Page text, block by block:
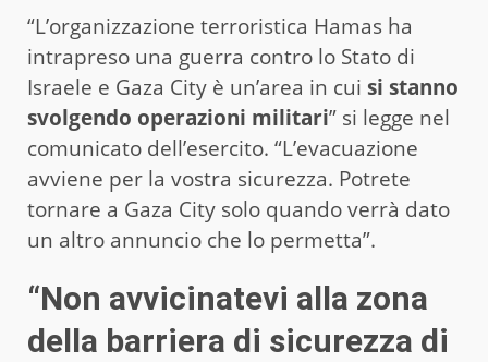
“L’organizzazione terroristica Hamas ha
intrapreso una guerra contro lo Stato di
Israele e Gaza City è un’area in cui si stanno
svolgendo operazioni militari” si legge nel
comunicato dell’esercito. “L’evacuazione
avviene per la vostra sicurezza. Potrete
tornare a Gaza City solo quando verrà dato
un altro annuncio che lo permetta”.
“Non avvicinatevi alla zona
della barriera di sicurezza di